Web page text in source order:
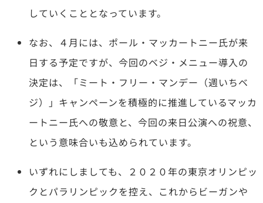
していくこととなっています。
なお、４月には、ポール・マッカートニー氏が来
日する予定ですが、今回のベジ・メニュー導入の
決定は、「ミート・フリー・マンデー（週いちベ
ジ）」キャンペーンを積極的に推進しているマッカ
ートニー氏への敬意と、今回の来日公演への祝意、
という意味合いも込められています。
いずれにしましても、２０２０年の東京オリンピッ
クとパラリンピックを控え、これからビーガンや